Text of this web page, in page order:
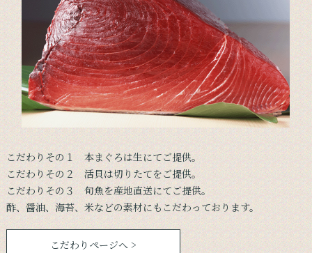
こだわりその１ 本まぐろは生にてご提供。
こだわりその２ 活貝は切りたてをご提供。
こだわりその３ 旬魚を産地直送にてご提供。
酢、醤油、海苔、米などの素材にもこだわっております。
こだわりページへ >